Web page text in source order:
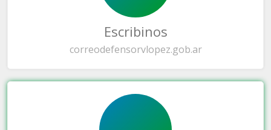
Escribinos
correodefensorvlopez.gob.ar